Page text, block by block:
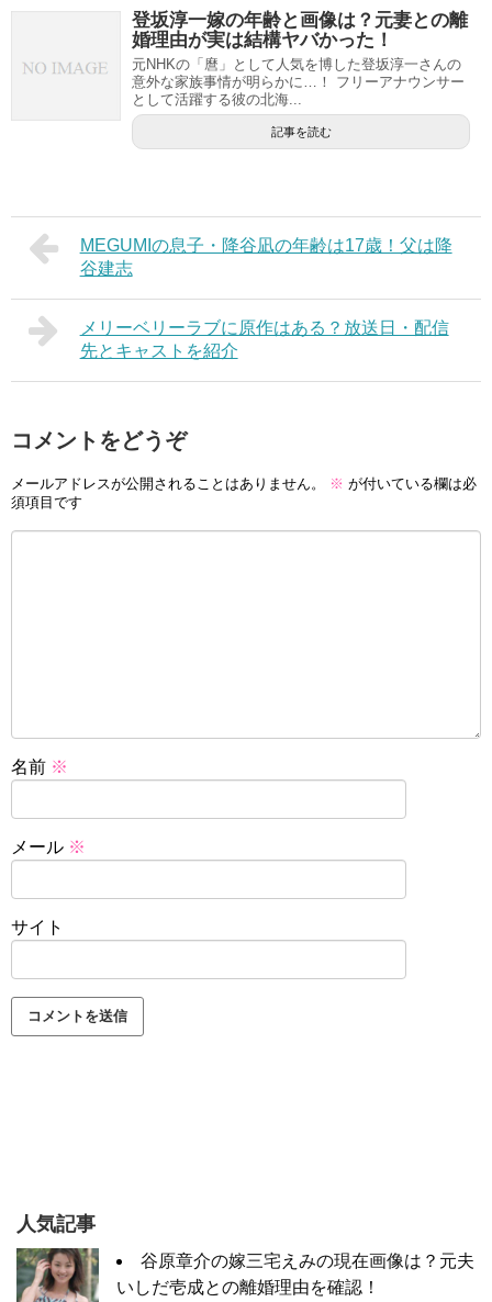
登坂淳一嫁の年齢と画像は？元妻との離
婚理由が実は結構ヤバかった！
元NHKの「麿」として人気を博した登坂淳一さんの
意外な家族事情が明らかに…！ フリーアナウンサー
として活躍する彼の北海...
記事を読む
MEGUMIの息子・降谷凪の年齢は17歳！父は降
谷建志
メリーベリーラブに原作はある？放送日・配信
先とキャストを紹介
コメントをどうぞ
メールアドレスが公開されることはありません。 ※ が付いている欄は必
須項目です
名前 ※
メール ※
サイト
人気記事
谷原章介の嫁三宅えみの現在画像は？元夫
いしだ壱成との離婚理由を確認！